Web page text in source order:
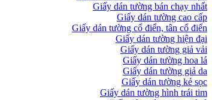
Giấy dán tường bán chạy nhất
Giấy dán tường cao cấp
Giấy dán tường cổ điển, tân cổ điển
Giấy dán tường hiện đại
Giấy dán tường giả vải
Giấy dán tường hoa lá
Giấy dán tường giả da
Giấy dán tường kẻ sọc
Giấy dán tường hình trái tim